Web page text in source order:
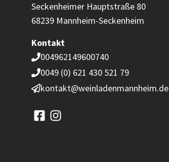
Seckenheimer Hauptstraße 80
68239 Mannheim-Seckenheim
Kontakt
004962149600740
0049 (0) 621 430 521 79
kontakt@weinladenmannheim.de